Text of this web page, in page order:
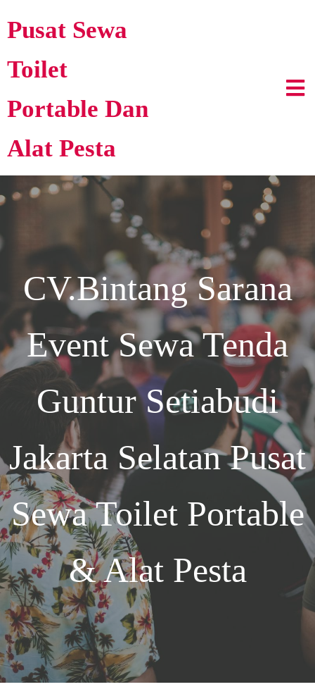
Pusat Sewa
Toilet
Portable Dan
Alat Pesta
CV.Bintang Sarana
EventSewa Tenda
Guntur Setiabudi
Jakarta SelatanPusat
Sewa Toilet Portable
& Alat Pesta